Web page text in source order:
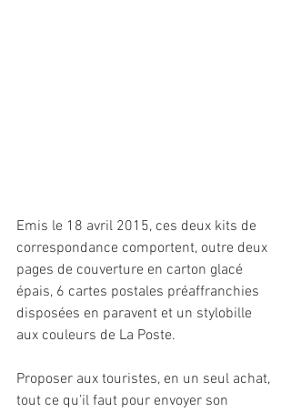
Emis le 18 avril 2015, ces deux kits de
correspondance comportent, outre deux
pages de couverture en carton glacé
épais, 6 cartes postales préaffranchies
disposées en paravent et un stylobille
aux couleurs de La Poste.
Proposer aux touristes, en un seul achat,
tout ce qu’il faut pour envoyer son